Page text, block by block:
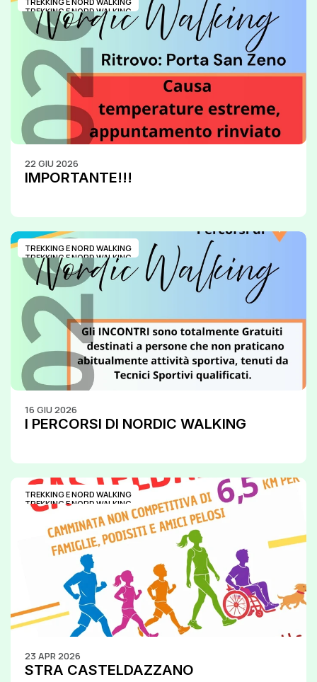
TREKKING E NORD WALKING
22 GIU 2026
IMPORTANTE!!!
TREKKING E NORD WALKING
TREKKING E NORD WALKING
16 GIU 2026
I PERCORSI DI NORDIC WALKING
TREKKING E NORD WALKING
TREKKING E NORD WALKING
23 APR 2026
STRA CASTELDAZZANO